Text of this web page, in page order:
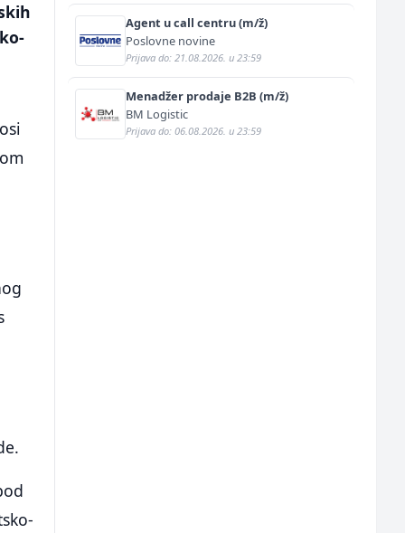
Agent u call centru (m/ž)
Poslovne novine
Prijava do: 21.08.2026. u 23:59
Menadžer prodaje B2B (m/ž)
BM Logistic
Prijava do: 06.08.2026. u 23:59